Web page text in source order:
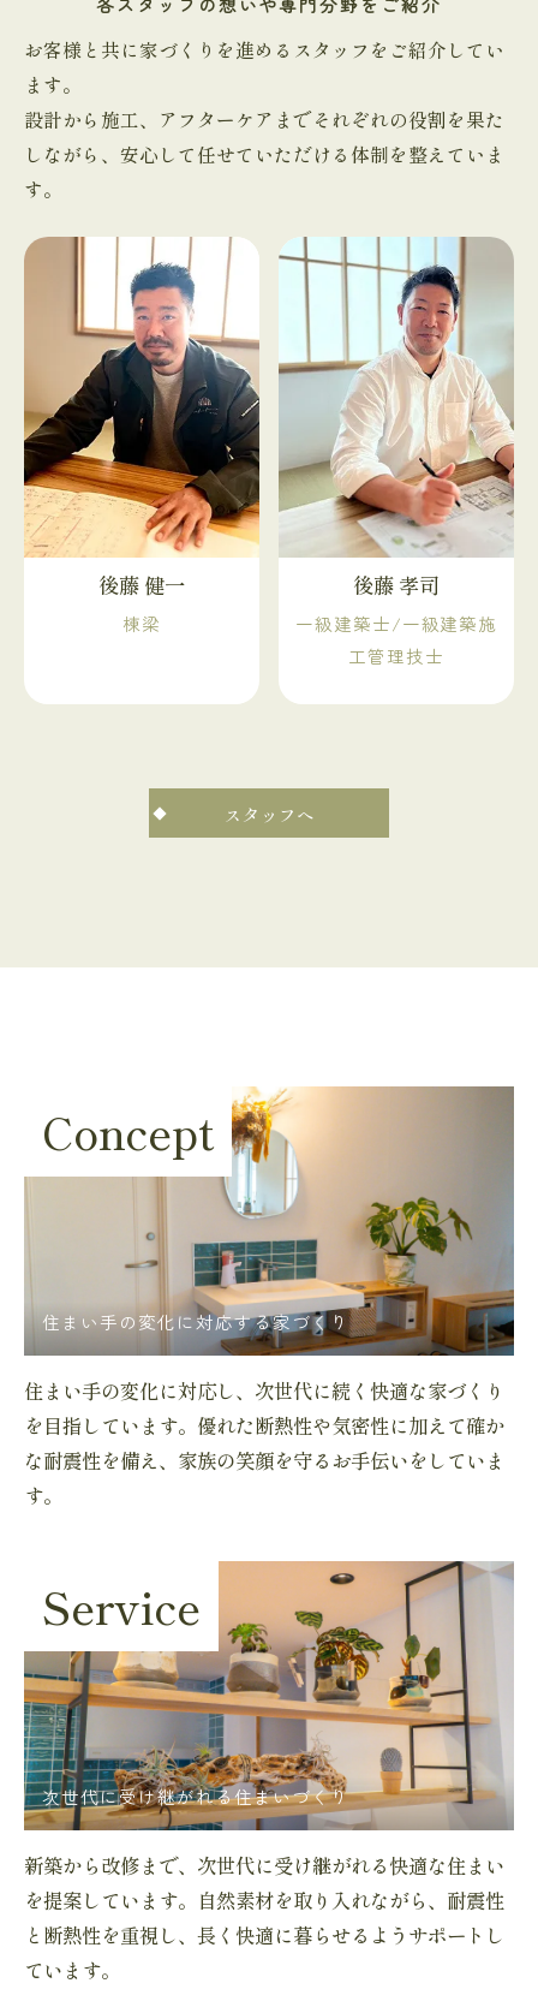
お客様と共に家づくりを進めるスタッフをご紹介してい
ます。
設計から施工、アフターケアまでそれぞれの役割を果た
しながら、安心して任せていただける体制を整えていま
す。
後藤 健一
棟梁
後藤 孝司
一級建築士/一級建築施
工管理技士
スタッフへ
Concept
住まい手の変化に対応する家づくり
住まい手の変化に対応し、次世代に続く快適な家づくり
を目指しています。優れた断熱性や気密性に加えて確か
な耐震性を備え、家族の笑顔を守るお手伝いをしていま
す。
Service
次世代に受け継がれる住まいづくり
新築から改修まで、次世代に受け継がれる快適な住まい
を提案しています。自然素材を取り入れながら、耐震性
と断熱性を重視し、長く快適に暮らせるようサポートし
ています。